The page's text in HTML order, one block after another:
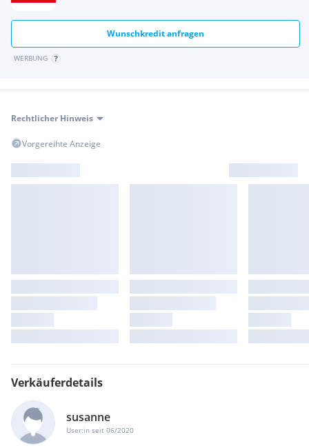
Wunschkredit anfragen
WERBUNG
Rechtlicher Hinweis
Vorgereihte Anzeige
Verkäuferdetails
susanne
User:in seit 06/2020